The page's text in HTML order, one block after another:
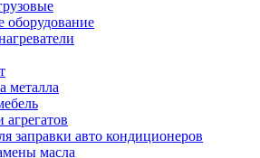
оборудование
металла
заправки авто кондиционеров
масла